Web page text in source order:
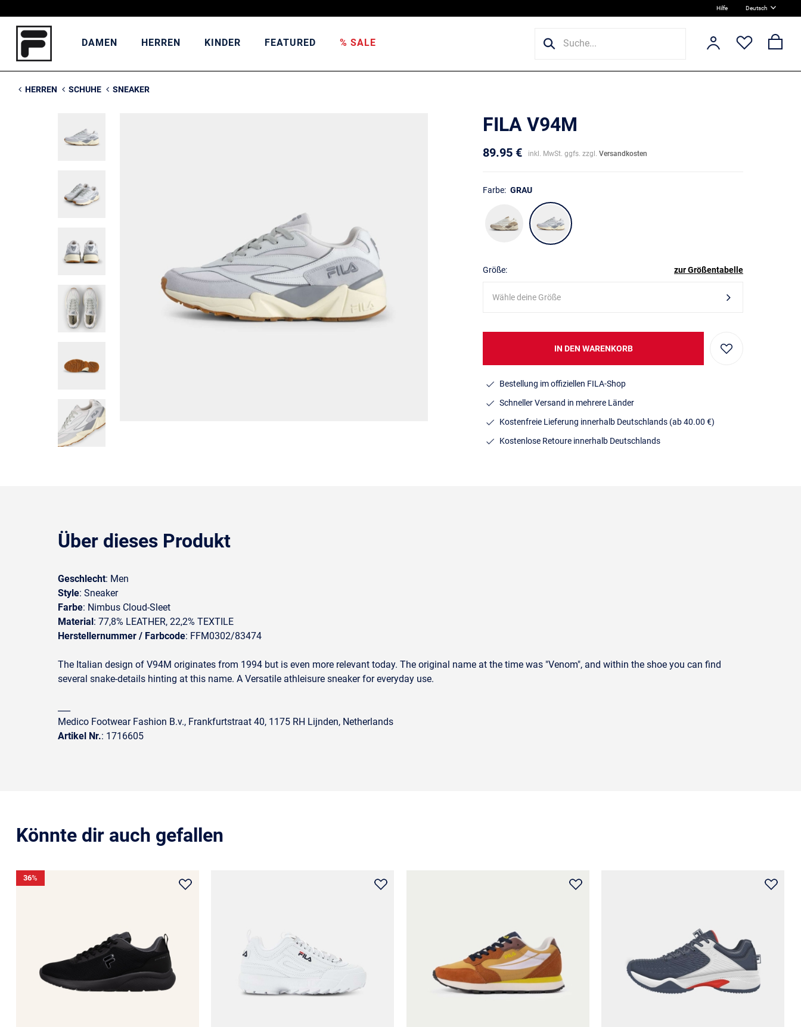
Hilfe Deutsch
DAMEN HERREN KINDER FEATURED % SALE
HERREN SCHUHE SNEAKER
FILA V94M
89.95 € inkl. MwSt. ggfs. zzgl. Versandkosten
Farbe: GRAU
Größe: zur Größentabelle
Wähle deine Größe
IN DEN WARENKORB
Bestellung im offiziellen FILA-Shop
Schneller Versand in mehrere Länder
Kostenfreie Lieferung innerhalb Deutschlands (ab 40.00 €)
Kostenlose Retoure innerhalb Deutschlands
Über dieses Produkt
Geschlecht: Men
Style: Sneaker
Farbe: Nimbus Cloud-Sleet
Material: 77,8% LEATHER, 22,2% TEXTILE
Herstellernummer / Farbcode: FFM0302/83474
The Italian design of V94M originates from 1994 but is even more relevant today. The original name at the time was "Venom", and within the shoe you can find
several snake-details hinting at this name. A Versatile athleisure sneaker for everyday use.
Medico Footwear Fashion B.v., Frankfurtstraat 40, 1175 RH Lijnden, Netherlands
Artikel Nr.: 1716605
Könnte dir auch gefallen
36%